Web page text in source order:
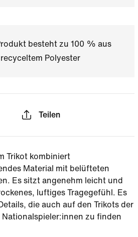
besteht zu 100 % aus
recyceltem Polyester
Teilen
Trikot kombiniert
Material mit belüfteten
Es sitzt angenehm leicht und
luftiges Tragegefühl. Es
die auch auf den Trikots der
zu finden